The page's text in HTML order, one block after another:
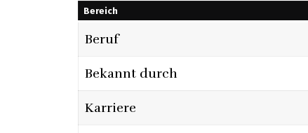
Bereich
Beruf
Bekannt durch
Karriere